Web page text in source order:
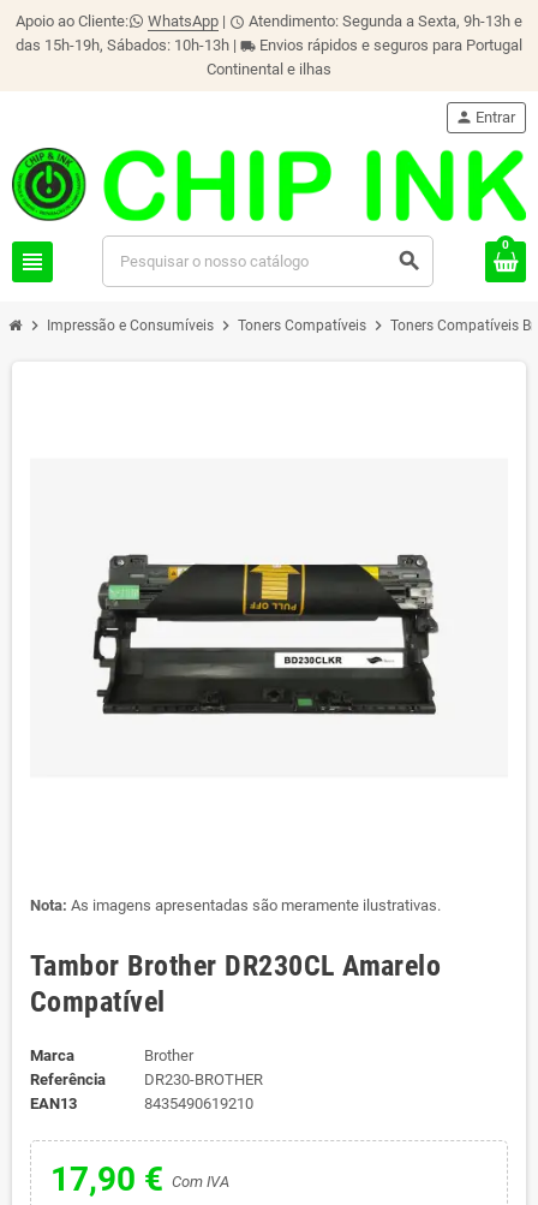
Apoio ao Cliente: WhatsApp | schedule Atendimento: Segunda a Sexta, 9h-13h e
das 15h-19h, Sábados: 10h-13h | local_shipping Envios rápidos e seguros para Portugal
Continental e ilhas
view_headline search
person Entrar
0
chevron_right Impressão e Consumíveis chevron_right Toners Compatíveis chevron_right Toners Compatíveis
Nota: As imagens apresentadas são meramente ilustrativas.
Tambor Brother DR230CL Amarelo
Compatível
Marca
Brother
Referência
DR230-BROTHER
EAN13
8435490619210
17,90 € Com IVA